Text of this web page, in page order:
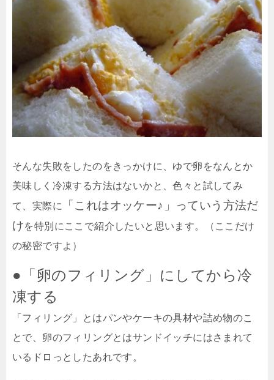
そんな失敗をしたのをきっかけに、ゆで卵をなんとか
美味しく冷凍する方法はないかと、色々と試してみ
て、実際に
「これはオッケー♪」っていう方法だ
けを特別にここで紹介したいと思います。（ここだけ
の秘密ですよ）
●「卵のフィリング」にしてから冷
凍する
「フィリング」とはパンやケーキの具材や詰め物のこ
とで、卵のフィリングとはサンドイッチにはさまれて
いるドロっとしたあれです。